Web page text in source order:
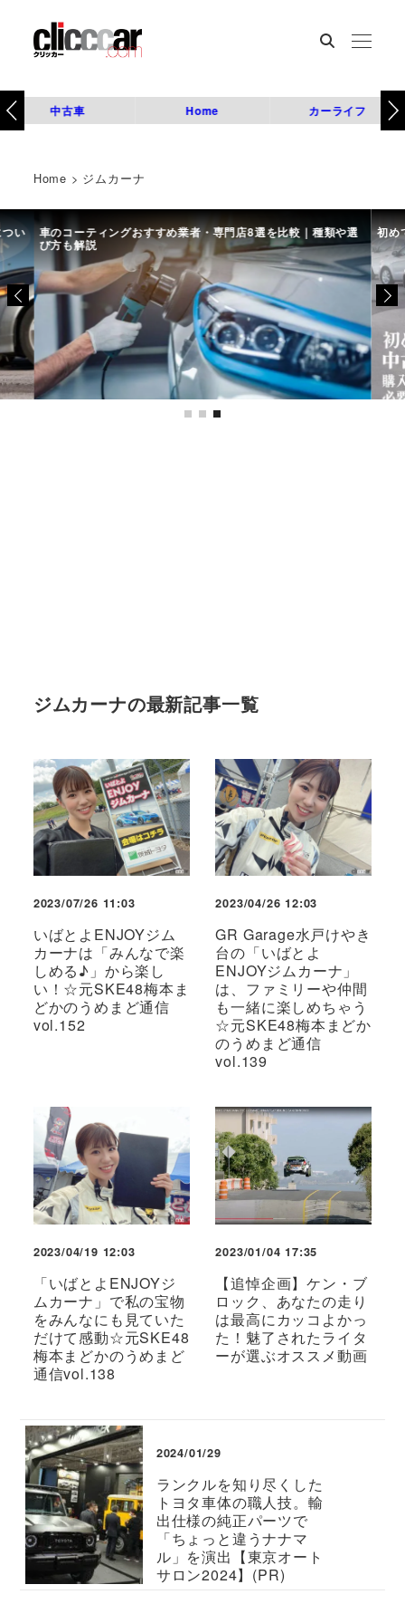
中古車 Home カーライフ
Home > ジムカーナ
い 車のコーティングおすすめ業者・専門店8選を比較｜種類や選
び方も解説
初め
ジムカーナの最新記事一覧
2023/07/26 11:03
いばとよENJOYジム
カーナは「みんなで楽
しめる♪」から楽し
い！☆元SKE48梅本ま
どかのうめまど通信
vol.152
2023/04/26 12:03
GR Garage水戸けやき
台の「いばとよ
ENJOYジムカーナ」
は、ファミリーや仲間
も一緒に楽しめちゃう
☆元SKE48梅本まどか
のうめまど通信
vol.139
2023/04/19 12:03
「いばとよENJOYジ
ムカーナ」で私の宝物
をみんなにも見ていた
だけて感動☆元SKE48
梅本まどかのうめまど
通信vol.138
2023/01/04 17:35
【追悼企画】ケン・ブ
ロック、あなたの走り
は最高にカッコよかっ
た！魅了されたライタ
ーが選ぶオススメ動画
2024/01/29
ランクルを知り尽くした
トヨタ車体の職人技。輸
出仕様の純正パーツで
「ちょっと違うナナマ
ル」を演出【東京オート
サロン2024】(PR)